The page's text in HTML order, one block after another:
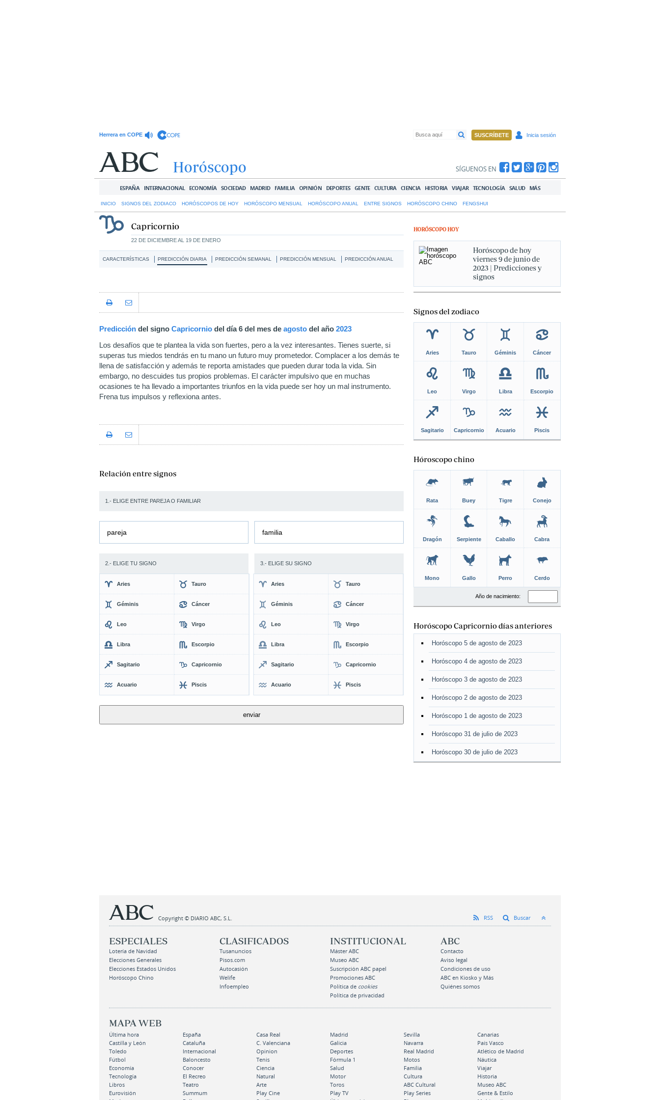
SUSCRÍBETE Inicia sesión
Herrera en COPE
SÍGUENOS EN
ESPAÑA INTERNACIONAL ECONOMÍA SOCIEDAD MADRID FAMILIA OPINIÓN DEPORTES GENTE CULTURA CIENCIA HISTORIA VIAJAR TECNOLOGÍA SALUD MÁS
INICIO SIGNOS DEL ZODIACO HORÓSCOPOS DE HOY HORÓSCOPO MENSUAL HORÓSCOPO ANUAL ENTRE SIGNOS HORÓSCOPO CHINO FENGSHUI
Horóscopo
Capricornio
22 DE DICIEMBRE AL 19 DE ENERO
CARACTERÍSTICAS PREDICCIÓN DIARIA PREDICCIÓN SEMANAL PREDICCIÓN MENSUAL PREDICCIÓN ANUAL
Predicción del signo Capricornio del día 6 del mes de agosto del año 2023
Los desafíos que te plantea la vida son fuertes, pero a la vez interesantes. Tienes suerte, si
superas tus miedos tendrás en tu mano un futuro muy prometedor. Complacer a los demás te
llena de satisfacción y además te reporta amistades que pueden durar toda la vida. Sin
embargo, no descuides tus propios problemas. El carácter impulsivo que en muchas
ocasiones te ha llevado a importantes triunfos en la vida puede ser hoy un mal instrumento.
Frena tus impulsos y reflexiona antes.
Relación entre signos
1.- ELIGE ENTRE PAREJA O FAMILIAR
pareja familia
2.- ELIGE TU SIGNO 3.- ELIGE SU SIGNO
Aries Tauro
Géminis Cáncer
Leo Virgo
Libra Escorpio
Sagitario Capricornio
Acuario Piscis
Aries Tauro
Géminis Cáncer
Leo Virgo
Libra Escorpio
Sagitario Capricornio
Acuario Piscis
HORÓSCOPO HOY
Horóscopo de hoy
viernes 9 de junio de
2023 | Predicciones y
signos
Signos del zodiaco
Aries Tauro Géminis Cáncer
Leo Virgo Libra Escorpio
Sagitario Capricornio Acuario Piscis
Hóroscopo chino
Rata Buey Tigre Conejo
Dragón Serpiente Caballo Cabra
Mono Gallo Perro Cerdo
Año de nacimiento:
Horóscopo Capricornio días anteriores
Horóscopo 5 de agosto de 2023
Horóscopo 4 de agosto de 2023
Horóscopo 3 de agosto de 2023
Horóscopo 2 de agosto de 2023
Horóscopo 1 de agosto de 2023
Horóscopo 31 de julio de 2023
Horóscopo 30 de julio de 2023
Copyright © DIARIO ABC, S.L. RSS Buscar
ESPECIALES
Lotería de Navidad
Elecciones Generales
Elecciones Estados Unidos
Horóscopo Chino
CLASIFICADOS
Tusanuncios
Pisos.com
Autocasión
Welife
Infoempleo
INSTITUCIONAL
Máster ABC
Museo ABC
Suscripción ABC papel
Promociones ABC
Política de cookies
Política de privacidad
ABC
Contacto
Aviso legal
Condiciones de uso
ABC en Kiosko y Más
Quiénes somos
MAPA WEB
Última hora España Casa Real Madrid Sevilla
Canarias
Castilla y León
Cataluña C. Valenciana Galicia Navarra
País Vasco
Toledo
Internacional Opinion Deportes Real Madrid
Atlético de Madrid
Fútbol
Baloncesto Tenis Fórmula 1 Motos
Náutica
Economía
Conocer Ciencia Salud Familia
Viajar
Tecnología
El Recreo Natural Motor Cultura
Historia
Libros
Teatro Arte Toros ABC Cultural
Museo ABC
Eurovisión
Summum Play Cine Play TV Play Series
Gente & Estilo